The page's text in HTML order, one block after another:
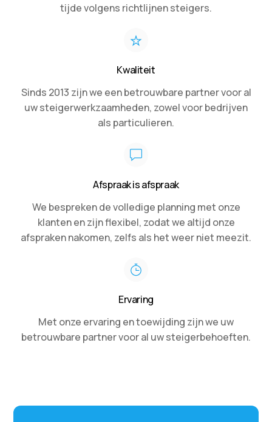
tijde volgens richtlijnen steigers.
Kwaliteit
Sinds 2013 zijn we een betrouwbare partner voor al
uw steigerwerkzaamheden, zowel voor bedrijven
als particulieren.
Afspraak is afspraak
We bespreken de volledige planning met onze
klanten en zijn flexibel, zodat we altijd onze
afspraken nakomen, zelfs als het weer niet meezit.
Ervaring
Met onze ervaring en toewijding zijn we uw
betrouwbare partner voor al uw steigerbehoeften.